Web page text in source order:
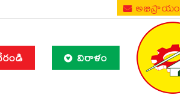
అభిప్రాయం
విరాళం